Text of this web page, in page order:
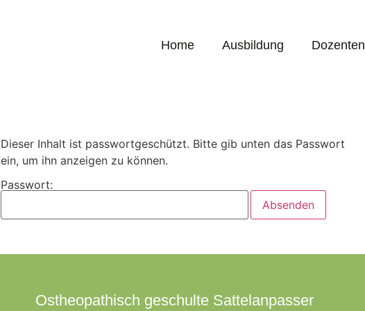
Home Ausbildung Dozenten
Dieser Inhalt ist passwortgeschützt. Bitte gib unten das Passwort
ein, um ihn anzeigen zu können.
Passwort:
Ostheopathisch geschulte Sattelanpasser